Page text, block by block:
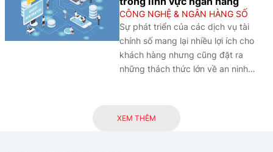
dữ liệu. Tuy nhiên, quá trình này
đồng thời đặt ra những thách thức
đáng kể đối với quản trị dữ liệu cá
nhân, đặc biệt là trong việc cân
bằng giữa mục tiêu thúc đẩy cạnh
trị dữ liệu cá nhân, so sánh ba mô
CÔNG NGHỆ & NGÂN HÀNG SỐ
Sự phát triển của các dịch vụ tài
chính số mang lại nhiều lợi ích cho
khách hàng nhưng cũng đặt ra
những thách thức lớn về an ninh
XEM THÊM